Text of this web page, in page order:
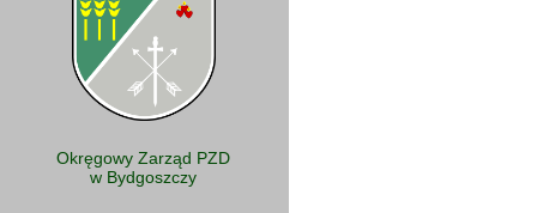
Okręgowy Zarząd PZD
w Bydgoszczy